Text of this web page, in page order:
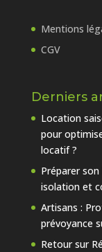
Mentions
CGV
Derniers
Location
pour
locatif ?
Préparer
isolation et
Artisans :
prévoyance
Retour sur